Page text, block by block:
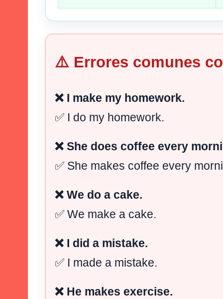
⚠️ Errores comunes
❌ I make my homework.
✅ I do my homework.
❌ She does coffee every
✅ She makes coffee every
❌ We do a cake.
✅ We make a cake.
❌ I did a mistake.
✅ I made a mistake.
❌ He makes exercise.